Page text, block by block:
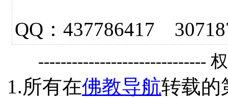
QQ：437786417
------------------------------
1.所有在佛教导航转载的